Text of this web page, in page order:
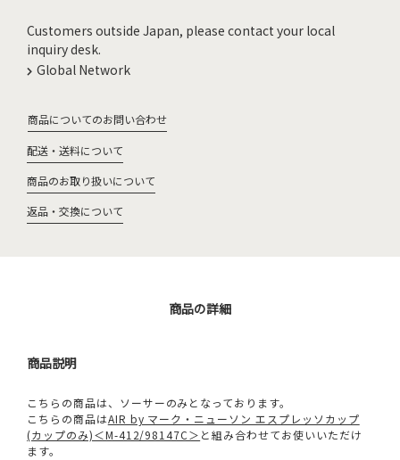
Customers outside Japan, please contact your local
inquiry desk.
Global Network
商品についてのお問い合わせ
配送・送料について
商品のお取り扱いについて
返品・交換について
商品の詳細
商品説明
こちらの商品は、ソーサーのみとなっております。
こちらの商品はAIR by マーク・ニューソン エスプレッソカップ
(カップのみ)＜M-412/98147C＞ と組み合わせてお使いいただけ
ます。